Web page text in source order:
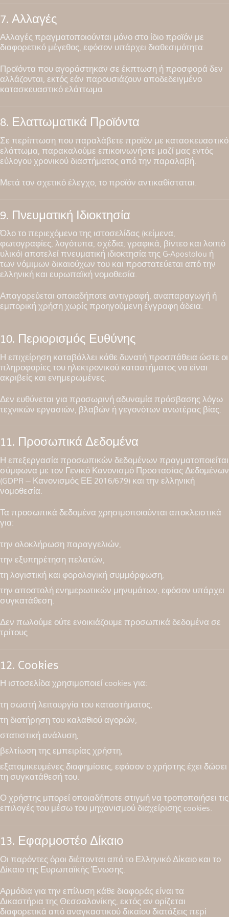
7. Αλλαγές
Αλλαγές πραγματοποιούνται μόνο στο ίδιο προϊόν με
διαφορετικό μέγεθος, εφόσον υπάρχει διαθεσιμότητα.
Προϊόντα που αγοράστηκαν σε έκπτωση ή προσφορά δεν
αλλάζονται, εκτός εάν παρουσιάζουν αποδεδειγμένο
κατασκευαστικό ελάττωμα.
8. Ελαττωματικά Προϊόντα
Σε περίπτωση που παραλάβετε προϊόν με κατασκευαστικό
ελάττωμα, παρακαλούμε επικοινωνήστε μαζί μας εντός
εύλογου χρονικού διαστήματος από την παραλαβή.
Μετά τον σχετικό έλεγχο, το προϊόν αντικαθίσταται.
9. Πνευματική Ιδιοκτησία
Όλο το περιεχόμενο της ιστοσελίδας (κείμενα,
φωτογραφίες, λογότυπα, σχέδια, γραφικά, βίντεο και λοιπό
υλικό) αποτελεί πνευματική ιδιοκτησία της G-Apostolou ή
των νόμιμων δικαιούχων του και προστατεύεται από την
ελληνική και ευρωπαϊκή νομοθεσία.
Απαγορεύεται οποιαδήποτε αντιγραφή, αναπαραγωγή ή
εμπορική χρήση χωρίς προηγούμενη έγγραφη άδεια.
10. Περιορισμός Ευθύνης
Η επιχείρηση καταβάλλει κάθε δυνατή προσπάθεια ώστε οι
πληροφορίες του ηλεκτρονικού καταστήματος να είναι
ακριβείς και ενημερωμένες.
Δεν ευθύνεται για προσωρινή αδυναμία πρόσβασης λόγω
τεχνικών εργασιών, βλαβών ή γεγονότων ανωτέρας βίας.
11. Προσωπικά Δεδομένα
Η επεξεργασία προσωπικών δεδομένων πραγματοποιείται
σύμφωνα με τον Γενικό Κανονισμό Προστασίας Δεδομένων
(GDPR – Κανονισμός ΕΕ 2016/679) και την ελληνική
νομοθεσία.
Τα προσωπικά δεδομένα χρησιμοποιούνται αποκλειστικά
για:
την ολοκλήρωση παραγγελιών,
την εξυπηρέτηση πελατών,
τη λογιστική και φορολογική συμμόρφωση,
την αποστολή ενημερωτικών μηνυμάτων, εφόσον υπάρχει
συγκατάθεση.
Δεν πωλούμε ούτε ενοικιάζουμε προσωπικά δεδομένα σε
τρίτους.
12. Cookies
Η ιστοσελίδα χρησιμοποιεί cookies για:
τη σωστή λειτουργία του καταστήματος,
τη διατήρηση του καλαθιού αγορών,
στατιστική ανάλυση,
βελτίωση της εμπειρίας χρήστη,
εξατομικευμένες διαφημίσεις, εφόσον ο χρήστης έχει δώσει
τη συγκατάθεσή του.
Ο χρήστης μπορεί οποιαδήποτε στιγμή να τροποποιήσει τις
επιλογές του μέσω του μηχανισμού διαχείρισης cookies.
13. Εφαρμοστέο Δίκαιο
Οι παρόντες όροι διέπονται από το Ελληνικό Δίκαιο και το
Δίκαιο της Ευρωπαϊκής Ένωσης.
Αρμόδια για την επίλυση κάθε διαφοράς είναι τα
Δικαστήρια της Θεσσαλονίκης, εκτός αν ορίζεται
διαφορετικά από αναγκαστικού δικαίου διατάξεις περί